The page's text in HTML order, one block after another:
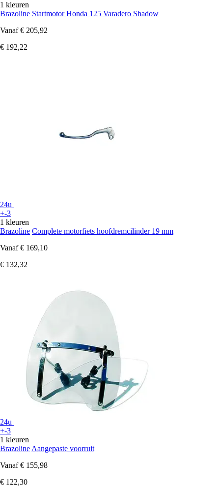
1 kleuren
Brazoline Startmotor Honda 125 Varadero Shadow
Vanaf € 205,92
€ 192,22
24u
+-3
1 kleuren
Brazoline Complete motorfiets hoofdremcilinder 19 mm
Vanaf € 169,10
€ 132,32
24u
+-3
1 kleuren
Brazoline Aangepaste voorruit
Vanaf € 155,98
€ 122,30